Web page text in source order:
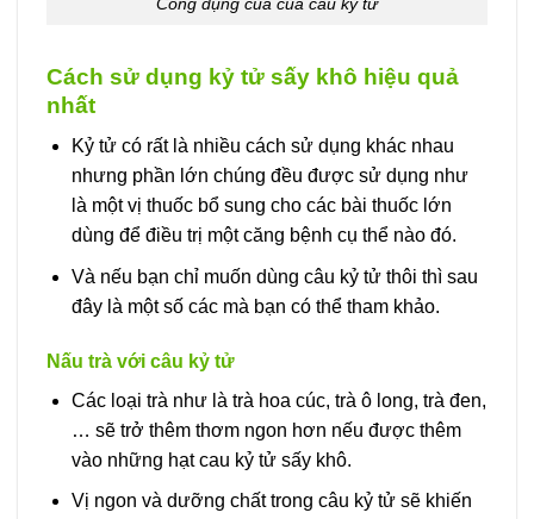
Cách sử dụng kỷ tử sấy khô hiệu quả
nhất
Kỷ tử có rất là nhiều cách sử dụng khác nhau
nhưng phần lớn chúng đều được sử dụng như
là một vị thuốc bổ sung cho các bài thuốc lớn
dùng để điều trị một căng bệnh cụ thể nào đó.
Và nếu bạn chỉ muốn dùng câu kỷ tử thôi thì sau
đây là một số các mà bạn có thể tham khảo.
Nấu trà với câu kỷ tử
Các loại trà như là trà hoa cúc, trà ô long, trà đen,
… sẽ trở thêm thơm ngon hơn nếu được thêm
vào những hạt cau kỷ tử sấy khô.
Vị ngon và dưỡng chất trong câu kỷ tử sẽ khiến